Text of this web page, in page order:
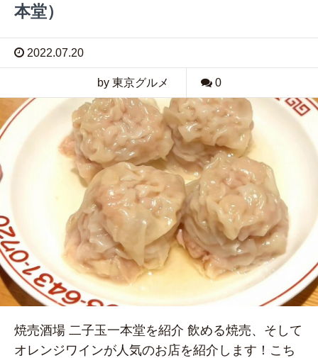
本堂）
2022.07.20
by 東京グルメ 0
焼売酒場 二子玉一本堂を紹介 飲める焼売、そして
オレンジワインが人気のお店を紹介します！こち